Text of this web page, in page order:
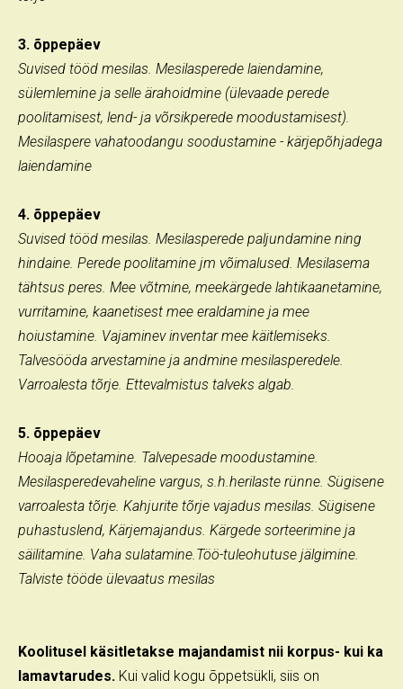
3. õppepäev
Suvised tööd mesilas. Mesilasperede laiendamine,
sülemlemine ja selle ärahoidmine (ülevaade perede
poolitamisest, lend- ja võrsikperede moodustamisest).
Mesilaspere vahatoodangu soodustamine - kärjepõhjadega
laiendamine
4. õppepäev
Suvised tööd mesilas. Mesilasperede paljundamine ning
hindaine. Perede poolitamine jm võimalused. Mesilasema
tähtsus peres. Mee võtmine, meekärgede lahtikaanetamine,
vurritamine, kaanetisest mee eraldamine ja mee
hoiustamine. Vajaminev inventar mee käitlemiseks.
Talvesööda arvestamine ja andmine mesilasperedele.
Varroalesta tõrje. Ettevalmistus talveks algab.
5. õppepäev
Hooaja lõpetamine. Talvepesade moodustamine.
Mesilasperedevaheline vargus, s.h.herilaste rünne. Sügisene
varroalesta tõrje. Kahjurite tõrje vajadus mesilas. Sügisene
puhastuslend, Kärjemajandus. Kärgede sorteerimine ja
säilitamine. Vaha sulatamine.Töö-tuleohutuse jälgimine.
Talviste tööde ülevaatus mesilas
Koolitusel käsitletakse majandamist nii korpus- kui ka
lamavtarudes. Kui valid kogu õppetsükli, siis on